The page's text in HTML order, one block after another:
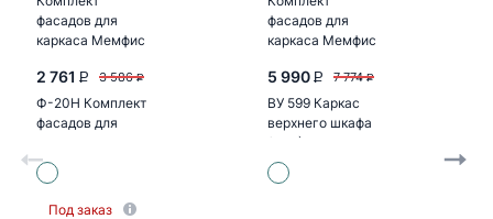
2 761 P 3 586 P
Ф-20Н Комплект
фасадов для
В409 (ЧЕР/ТФ)
Под заказ
5 990 P 7 774 P
ВУ 599 Каркас
верхнего шкафа
(БЕЛ)